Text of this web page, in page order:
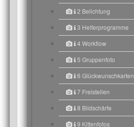
2 Belichtung
3 Helferprogramme
4 Workflow
5 Gruppenfoto
6 Glückwunschkarten
7 Freistellen
8 Bildschärfe
9 Kittenfotos